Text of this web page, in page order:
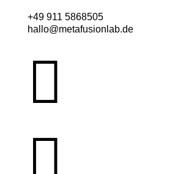
+49 911 5868505
hallo@metafusionlab.de

